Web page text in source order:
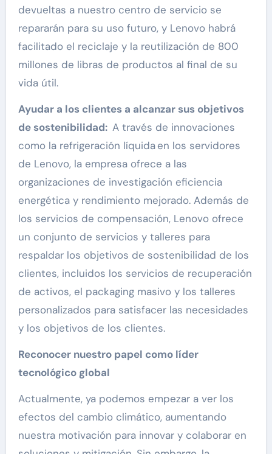
devueltas a nuestro centro de servicio se
repararán para su uso futuro, y Lenovo habrá
facilitado el reciclaje y la reutilización de 800
millones de libras de productos al final de su
vida útil.
Ayudar a los clientes a alcanzar sus objetivos
de sostenibilidad:A través de innovaciones
como la refrigeración líquida en los servidores
de Lenovo, la empresa ofrece a las
organizaciones de investigación eficiencia
energética y rendimiento mejorado. Además de
los servicios de compensación, Lenovo ofrece
un conjunto de servicios y talleres para
respaldar los objetivos de sostenibilidad de los
clientes, incluidos los servicios de recuperación
de activos, el packaging masivo y los talleres
personalizados para satisfacer las necesidades
y los objetivos de los clientes.
Reconocer nuestro papel como líder
tecnológico global
Actualmente, ya podemos empezar a ver los
efectos del cambio climático, aumentando
nuestra motivación para innovar y colaborar en